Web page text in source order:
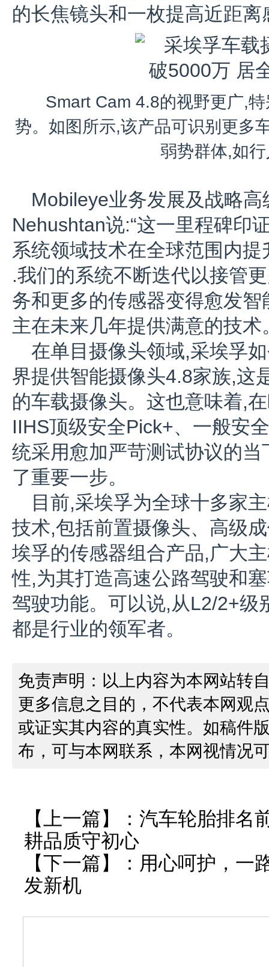
的长焦镜头和一枚提高近距
Smart Cam 4.8的视野更广,
势。如图所示,该产品可识别更多
弱势群体,如
Mobileye业务发展及战略
Nehushtan说:“这一里程碑印
系统领域技术在全球范围内
.我们的系统不断迭代以接管
务和更多的传感器变得愈发
主在未来几年提供满意的技术
在单目摄像头领域,采埃孚
界提供智能摄像头4.8家族,这
的车载摄像头。这也意味着,
IIHS顶级安全Pick+、一般安
统采用愈加严苛测试协议的
了重要一步。
目前,采埃孚为全球十多家
技术,包括前置摄像头、高级
埃孚的传感器组合产品,广大
性,为其打造高速公路驾驶和
驾驶功能。可以说,从L2/2+级
都是行业的领军者。
免责声明：以上内容为本网站转
更多信息之目的，不代表本网观
或证实其内容的真实性。如稿件
布，可与本网联系，本网视情况
【上一篇】： 汽车轮胎排名
耕品质守初心
【下一篇】： 用心呵护，一
发新机